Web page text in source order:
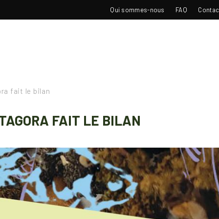
TOP
NAVIGATION
Qui sommes-nous FAQ
fait le bilan
FAIT LE BILAN